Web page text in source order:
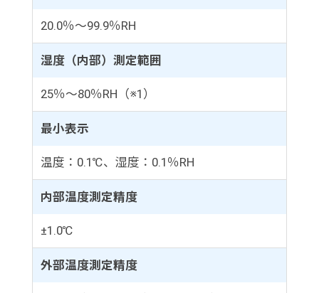
20.0％～99.9％RH
湿度（内部）測定範囲
25％～80％RH（※1）
最小表示
温度：0.1℃、湿度：0.1％RH
内部温度測定精度
±1.0℃
外部温度測定精度